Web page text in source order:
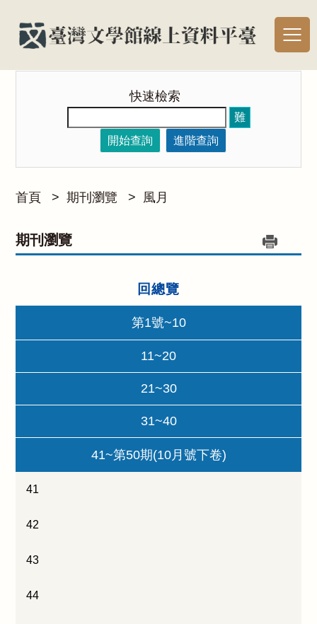
快速檢索
難
開始查詢
進階查詢
首頁 > 期刊瀏覽 > 風月
期刊瀏覽
回總覽
第1號~10
11~20
21~30
31~40
41~第50期(10月號下卷)
41
42
43
44